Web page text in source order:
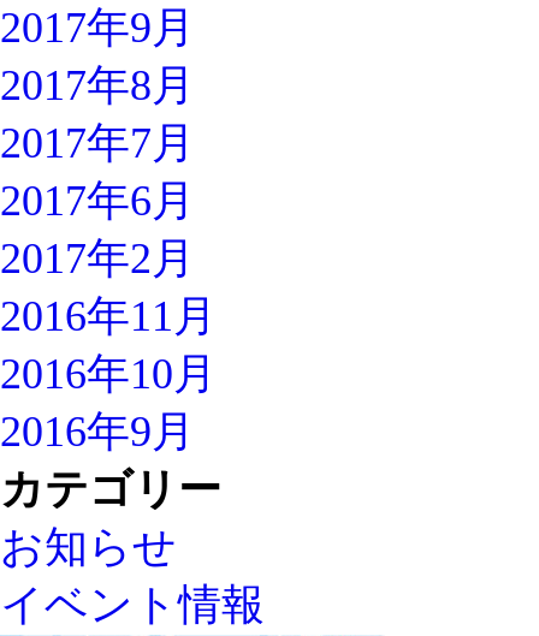
2017年9月
2017年8月
2017年7月
2017年6月
2017年2月
2016年11月
2016年10月
2016年9月
カテゴリー
お知らせ
イベント情報